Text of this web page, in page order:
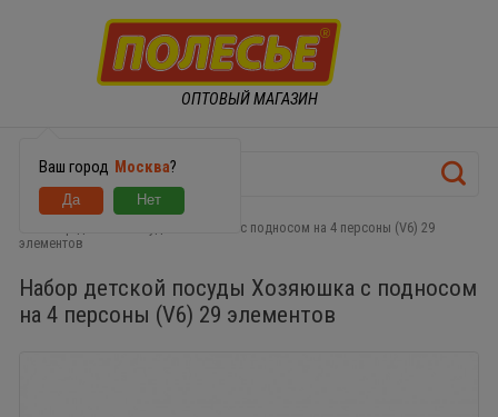
ОПТОВЫЙ МАГАЗИН
Ваш город Москва?
Набор детской посуды Хозяюшка с подносом на 4 персоны (V6) 29
элементов
Набор детской посуды Хозяюшка с подносом
на 4 персоны (V6) 29 элементов